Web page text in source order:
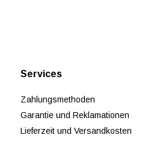
Services
Zahlungsmethoden
Garantie und Reklamationen
Lieferzeit und Versandkosten